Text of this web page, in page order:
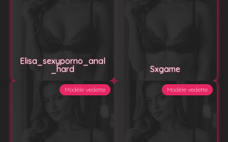
Elisa_sexyporno_anal
_hard
Sxgame
Modèle vedette Modèle vedette